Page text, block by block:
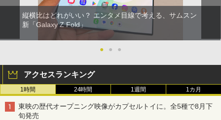
縦横比はどれがいい？ エンタメ目線で考える、サムスン
新「Galaxy Z Fold」
● ● ●
アクセスランキング
1時間 24時間 1週間 1カ月
東映の歴代オープニング映像がカプセルトイに。全5種で8月下
旬発売